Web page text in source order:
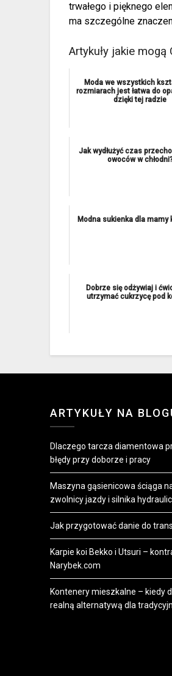
trwałego i pięknego
ma szczególne
Artykuły jakie
Moda we wszystkich
rozmiarach jest łatwa do
dzięki tej radzie
Jak wydłużyć czas
owoców w
Modna sukienka dla mamy
Dobrze się odżywiaj i
utrzymać cukrzycę pod
ARTYKUŁY NA
Dlaczego tarcza diamentowa
błędy przy doborze i pracy
Maszyna gąsienicowa ściąga
zwolnicy jazdy i silnika
Jak przygotować danie do
Karpie koi Bekko i Utsuri –
Narybek.com
Kontenery mieszkalne – kiedy
realną alternatywą dla